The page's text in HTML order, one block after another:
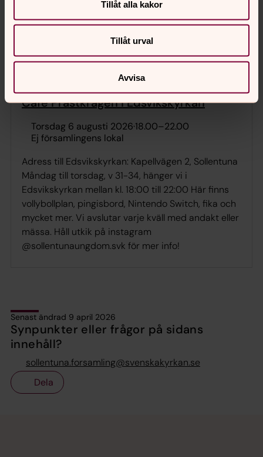
Tillåt alla kakor
Tillåt urval
Avvisa
torsdag 6 augusti 2026·14.00–16.00
Vid dåligt väder sitter vi i Elisabetsalen
Café Prästkragen i Edsvikskyrkan
torsdag 6 augusti 2026·18.00–22.00
Ej församlingens lokal
Adress till Edsvikskyrkan: Kapellvägen 2, Sollentuna
Måndag till torsdag, v 31-34, hänger vi i
Edsvikskyrkan mellan kl. 18:00 till 22:00 Här finns
vollybollplan, pingisbord, Nintendo Switch, fika och
mycket mer. Vi avslutar varje kväll med andakt eller
mässa. Håll utkik på instagram
@sollentunaungdom.svk för mer info!
Senast ändrad 9 april 2026
Synpunkter eller frågor på sidans
innehåll?
sollentuna.forsamling@svenskakyrkan.se
Dela